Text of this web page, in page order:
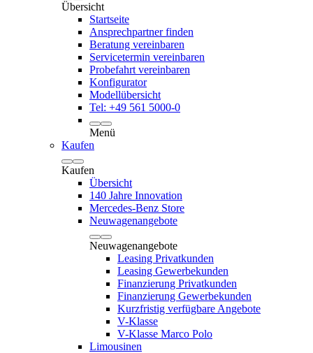
Übersicht
Startseite
Ansprechpartner finden
Beratung vereinbaren
Servicetermin vereinbaren
Probefahrt vereinbaren
Konfigurator
Modellübersicht
Tel: +49 561 5000-0
Menü
Kaufen
Kaufen
Übersicht
140 Jahre Innovation
Mercedes-Benz Store
Neuwagenangebote
Neuwagenangebote
Leasing Privatkunden
Leasing Gewerbekunden
Finanzierung Privatkunden
Finanzierung Gewerbekunden
Kurzfristig verfügbare Angebote
V-Klasse
V-Klasse Marco Polo
Limousinen